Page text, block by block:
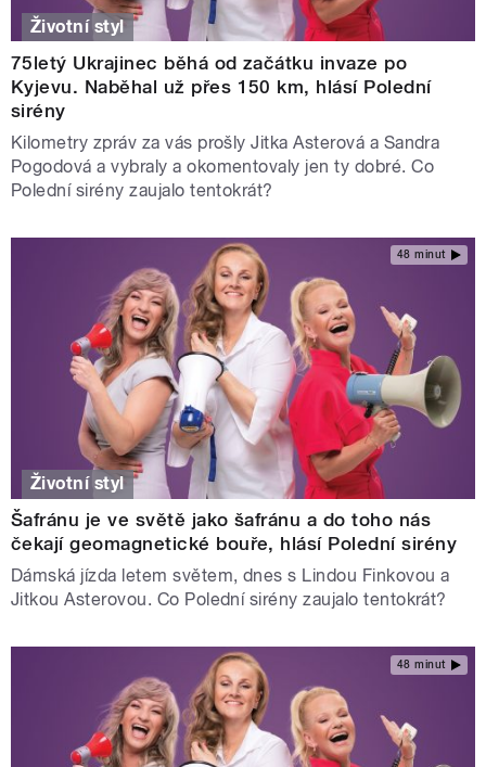
Životní styl
75letý Ukrajinec běhá od začátku invaze po
Kyjevu. Naběhal už přes 150 km, hlásí Polední
sirény
Kilometry zpráv za vás prošly Jitka Asterová a Sandra
Pogodová a vybraly a okomentovaly jen ty dobré. Co
Polední sirény zaujalo tentokrát?
48 minut
Životní styl
Šafránu je ve světě jako šafránu a do toho nás
čekají geomagnetické bouře, hlásí Polední sirény
Dámská jízda letem světem, dnes s Lindou Finkovou a
Jitkou Asterovou. Co Polední sirény zaujalo tentokrát?
48 minut